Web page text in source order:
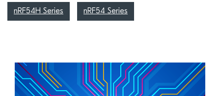
nRF54H Series nRF54 Series